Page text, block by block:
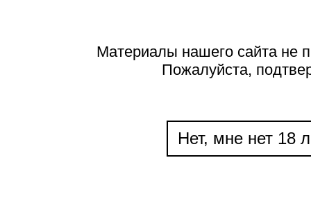
Материалы нашего сайта не
Пожалуйста,
Нет, мне нет 18